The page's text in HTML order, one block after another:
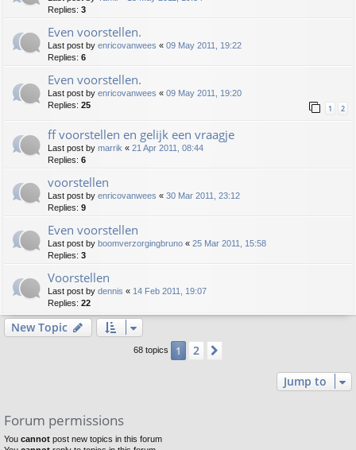
Replies: 3
Even voorstellen.
Last post by enricovanwees « 09 May 2011, 19:22
Replies: 6
Even voorstellen.
Last post by enricovanwees « 09 May 2011, 19:20
Replies: 25 1 2
ff voorstellen en gelijk een vraagje
Last post by marrik « 21 Apr 2011, 08:44
Replies: 6
voorstellen
Last post by enricovanwees « 30 Mar 2011, 23:12
Replies: 9
Even voorstellen
Last post by boomverzorgingbruno « 25 Mar 2011, 15:58
Replies: 3
Voorstellen
Last post by dennis « 14 Feb 2011, 19:07
Replies: 22
New Topic
68 topics 1 2
Jump to
Forum permissions
You cannot post new topics in this forum